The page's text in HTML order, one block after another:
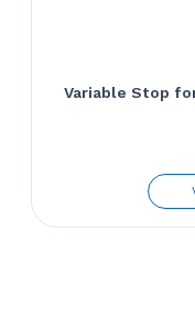
Variable Stop